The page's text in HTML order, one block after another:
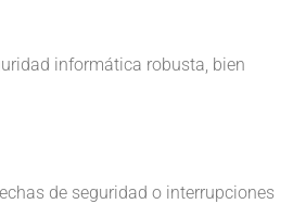
informática robusta, bien
de seguridad o interrupciones